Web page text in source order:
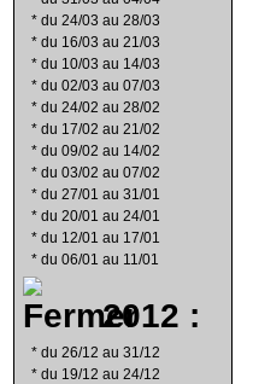
* du 24/03 au 28/03
* du 16/03 au 21/03
* du 10/03 au 14/03
* du 02/03 au 07/03
* du 24/02 au 28/02
* du 17/02 au 21/02
* du 09/02 au 14/02
* du 03/02 au 07/02
* du 27/01 au 31/01
* du 20/01 au 24/01
* du 12/01 au 17/01
* du 06/01 au 11/01
2012 :
* du 26/12 au 31/12
* du 19/12 au 24/12